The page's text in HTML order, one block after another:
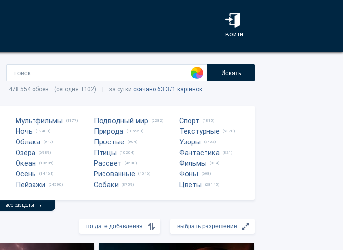
войти
Искать
478.554 обоев (сегодня +102) | за сутки скачано 63.371 картинок
Мультфильмы (1177)
Ночь (12408)
Облака (945)
Озёра (6989)
Океан (13539)
Осень (14464)
Пейзажи (24590)
Подводный мир (2282)
Природа (105950)
Простые (904)
Птицы (10204)
Рассвет (4538)
Рисованные (4046)
Собаки (8759)
Спорт (1815)
Текстурные (6378)
Узоры (3762)
Фантастика (821)
Фильмы (334)
Фоны (608)
Цветы (28145)
все разделы ▼